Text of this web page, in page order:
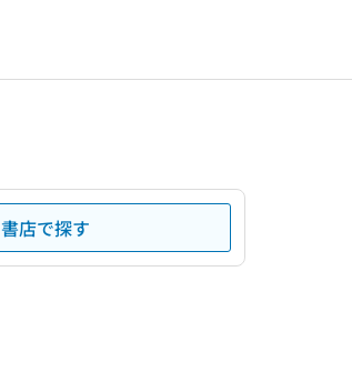
書店で探す